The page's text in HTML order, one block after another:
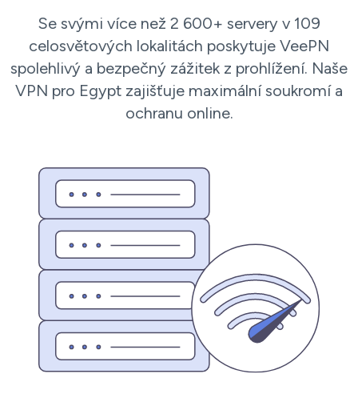
Se svými více než 2 600+ servery v 109
celosvětových lokalitách poskytuje VeePN
spolehlivý a bezpečný zážitek z prohlížení. Naše
VPN pro Egypt zajišťuje maximální soukromí a
ochranu online.